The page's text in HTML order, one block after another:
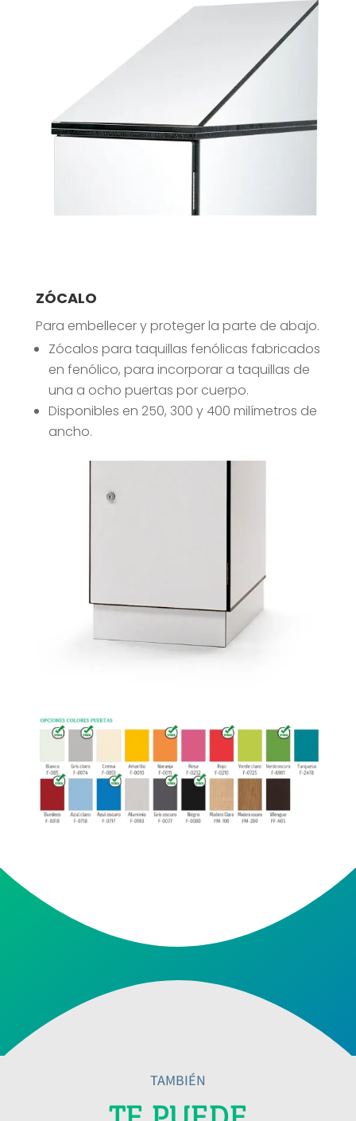
ZÓCALO
Para embellecer y proteger la parte de abajo.
Zócalos para taquillas fenólicas fabricados
en fenólico, para incorporar a taquillas de
una a ocho puertas por cuerpo.
Disponibles en 250, 300 y 400 milímetros de
ancho.
TAMBIÉN